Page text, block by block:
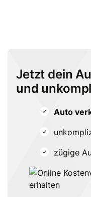
Jetzt dein
und
Auto
zügige